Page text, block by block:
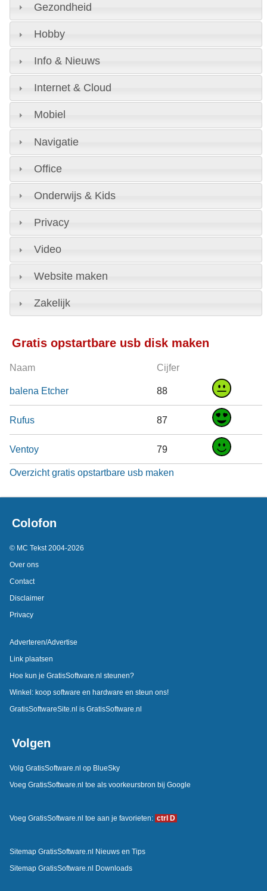
Gezondheid
Hobby
Info & Nieuws
Internet & Cloud
Mobiel
Navigatie
Office
Onderwijs & Kids
Privacy
Video
Website maken
Zakelijk
Gratis opstartbare usb disk maken
Naam Cijfer
balena Etcher 88
Rufus 87
Ventoy 79
Overzicht gratis opstartbare usb maken
Colofon
© MC Tekst 2004-2026
Over ons
Contact
Disclaimer
Privacy
Adverteren/Advertise
Link plaatsen
Hoe kun je GratisSoftware.nl steunen?
Winkel: koop software en hardware en steun ons!
GratisSoftwareSite.nl is GratisSoftware.nl
Volgen
Volg GratisSoftware.nl op BlueSky
Voeg GratisSoftware.nl toe als voorkeursbron bij Google
Voeg GratisSoftware.nl toe aan je favorieten: ctrl D
Sitemap GratisSoftware.nl Nieuws en Tips
Sitemap GratisSoftware.nl Downloads